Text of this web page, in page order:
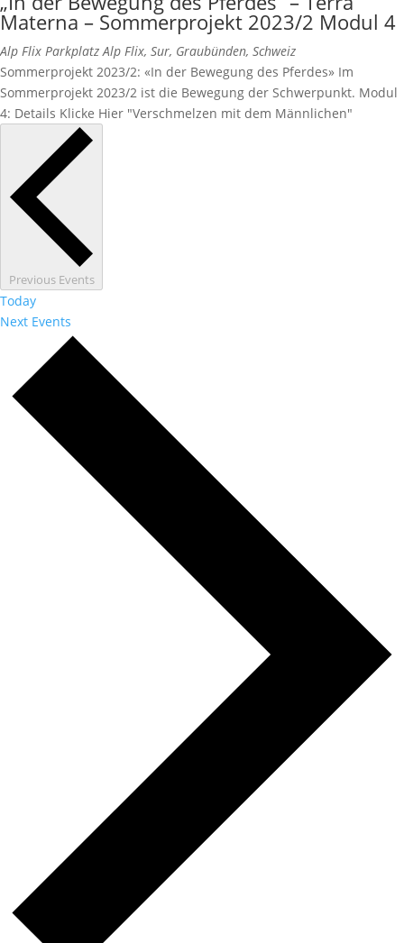
Materna – Sommerprojekt 2023/2 Modul 4
Alp Flix Parkplatz Alp Flix, Sur, Graubünden, Schweiz
Sommerprojekt 2023/2: «In der Bewegung des Pferdes» Im
Sommerprojekt 2023/2 ist die Bewegung der Schwerpunkt. Modul
4: Details Klicke Hier "Verschmelzen mit dem Männlichen"
Previous Events
Today
Next Events